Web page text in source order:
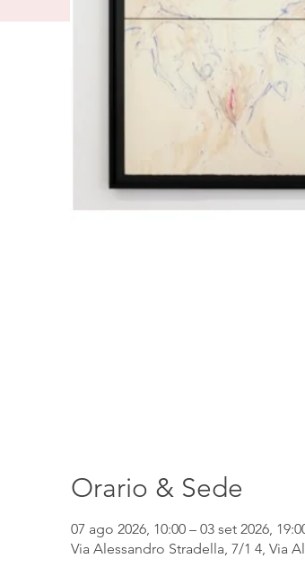
Orario & Sede
07 ago 2026, 10:00 – 03 set 2026,
Via Alessandro Stradella, 7/1 4, Via